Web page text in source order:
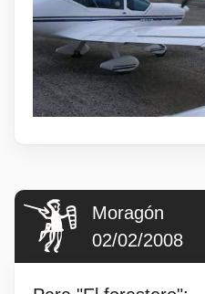
Moragón
02/02/2008